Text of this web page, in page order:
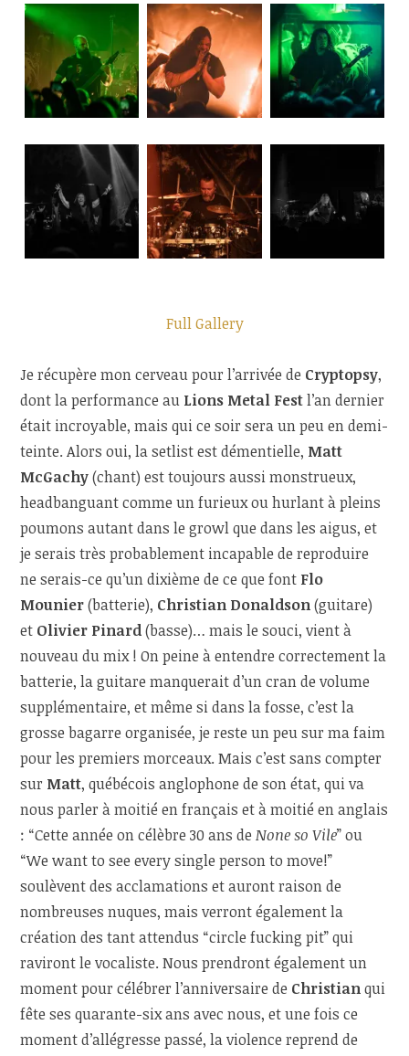
Full Gallery
Je récupère mon cerveau pour l’arrivée de Cryptopsy,
dont la performance au Lions Metal Festl’an dernier
était incroyable, mais qui ce soir sera un peu en demi-
teinte. Alors oui, la setlist est démentielle, Matt
McGachy(chant) est toujours aussi monstrueux,
headbanguant comme un furieux ou hurlant à pleins
poumons autant dans le growl que dans les aigus, et
je serais très probablement incapable de reproduire
ne serais-ce qu’un dixième de ce que font Flo
Mounier(batterie), Christian Donaldson(guitare)
et Olivier Pinard(basse)… mais le souci, vient à
nouveau du mix ! On peine à entendre correctement la
batterie, la guitare manquerait d’un cran de volume
supplémentaire, et même si dans la fosse, c’est la
grosse bagarre organisée, je reste un peu sur ma faim
pour les premiers morceaux. Mais c’est sans compter
sur Matt, québécois anglophone de son état, qui va
nous parler à moitié en français et à moitié en anglais
: “Cette année on célèbre 30 ans deNone so Vile” ou
“We want to see every single person to move!”
soulèvent des acclamations et auront raison de
nombreuses nuques, mais verront également la
création des tant attendus “circle fucking pit” qui
raviront le vocaliste. Nous prendront également un
moment pour célébrer l’anniversaire de Christianqui
fête ses quarante-six ans avec nous, et une fois ce
moment d’allégresse passé, la violence reprend de